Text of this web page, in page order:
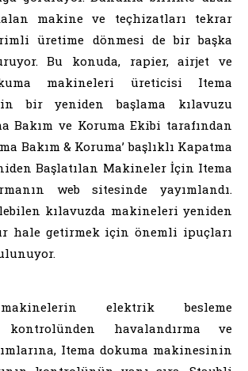
makine ve teçhizatları tekrar
üretime dönmesi de bir başka
Bu konuda, rapier, airjet ve
makineleri üreticisi Itema
bir yeniden başlama kılavuzu
Bakım ve Koruma Ekibi tarafından
Bakım & Koruma’ başlıklı Kapatma
Başlatılan Makineler İçin Itema
web sitesinde yayımlandı.
kılavuzda makineleri yeniden
hale getirmek için önemli ipuçları
elektrik besleme
kontrolünden havalandırma ve
Itema dokuma makinesinin